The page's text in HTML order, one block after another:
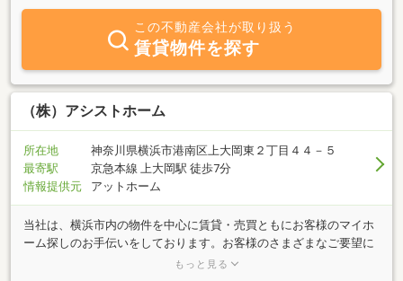
この不動産会社が取り扱う
賃貸物件を探す
（株）アシストホーム
所在地
神奈川県横浜市港南区上大岡東２丁目４４－５
最寄駅
京急本線 上大岡駅 徒歩7分
情報提供元
アットホーム
当社は、横浜市内の物件を中心に賃貸・売買ともにお客様のマイホ
ーム探しのお手伝いをしております。お客様のさまざまなご要望に
お応えできる様に物件情報を豊富にとりそろえております。具体的
もっと見る